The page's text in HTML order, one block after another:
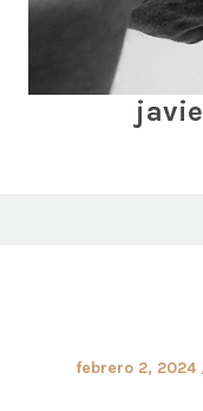
Posted
febrero 2, 2024